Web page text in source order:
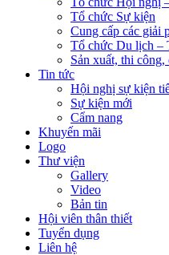
Tổ chức Sự kiện
Cung cấp các giải
Tổ chức Du lịch –
Sản xuất, thi công,
Tin tức
Hội nghị sự kiện
Sự kiện mới
Cẩm nang
Khuyến mãi
Logo
Thư viện
Gallery
Video
Bản tin
Hội viên thân thiết
Tuyển dụng
Liên hệ